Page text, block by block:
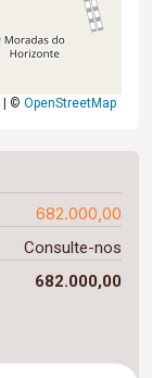
| © OpenStreetMap
682.000,00
Consulte-nos
682.000,00